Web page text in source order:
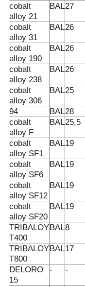
cobalt
alloy 21
BAL27
cobalt
alloy 31
BAL26
cobalt
alloy 190
BAL26
cobalt
alloy 238
BAL26
cobalt
alloy 306
BAL25
94 BAL28
cobalt
alloy F
BAL25,5
cobalt
alloy SF1
BAL19
cobalt
alloy SF6
BAL19
cobalt
alloy SF12
BAL19
cobalt
alloy SF20
BAL19
TRIBALOY
T400
BAL8
TRIBALOY
T800
BAL17
DELORO
15
- -